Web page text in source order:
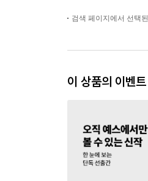
검색 페이지에서 선택
이 상품의 이벤트